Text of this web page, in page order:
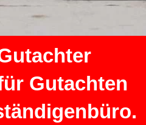
Gutachten